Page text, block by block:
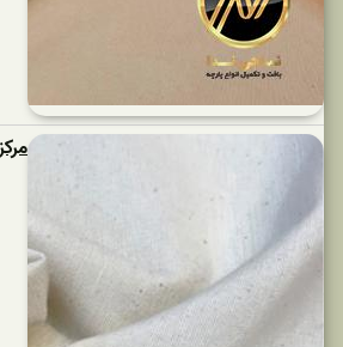
مرکز تولید پارچه متقال تشکی